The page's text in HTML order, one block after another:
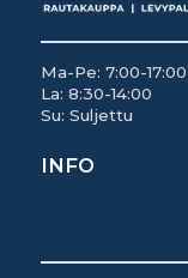
Ma-Pe: 7:00-17:00
La: 8:30-14:00
Su: Suljettu
INFO